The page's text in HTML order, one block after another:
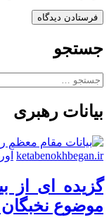
جستجو
جستجو
بیانات رهبری
ketabenokhbegan.ir
گزیده ای از
موضوع